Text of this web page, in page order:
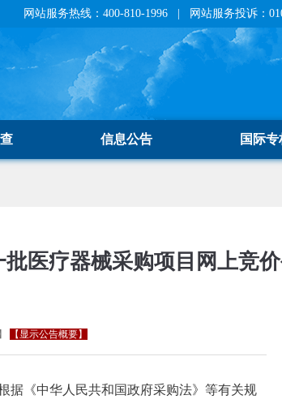
网站服务热线：400-810-1996 | 网站服务投诉：
信息公告 国际专
医疗器械采购项目网上竞
】 【显示公告概要】
《中华人民共和国政府采购法》等有关规